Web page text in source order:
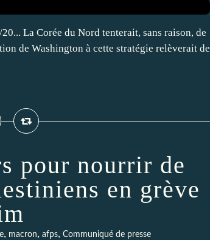
La Corée du Nord tenterait, sans raison, de
de Washington à cette stratégie relèverait de
pour nourrir de
en grève
, macron, afps, Communiqué de presse